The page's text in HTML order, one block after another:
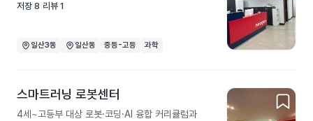
저장 8 리뷰 1
일산3동 일산동 중등-고등 과학
스마트러닝 로봇센터
4세~고등부 대상 로봇·코딩·AI 융합 커리큘럼과